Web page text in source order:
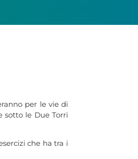
per le vie di
sotto le Due Torri
che ha tra i